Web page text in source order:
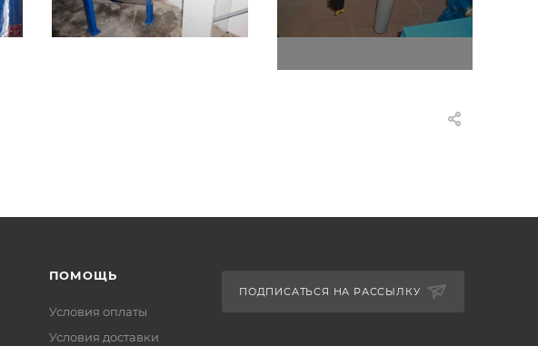
ПОМОЩЬ
Условия оплаты
Условия доставки
ПОДПИСАТЬСЯ НА РАССЫЛКУ